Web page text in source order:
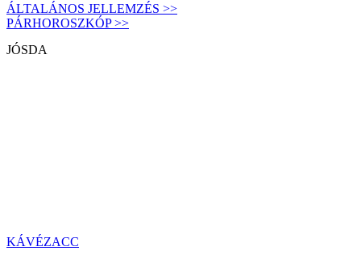
ÁLTALÁNOS JELLEMZÉS >>
PÁRHOROSZKÓP >>
JÓSDA
KÁVÉZACC